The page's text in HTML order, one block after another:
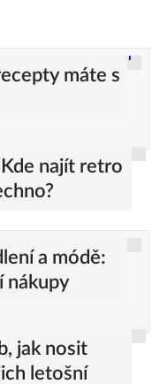
máte s
najít retro
a módě:
nákupy
jak nosit
letošní